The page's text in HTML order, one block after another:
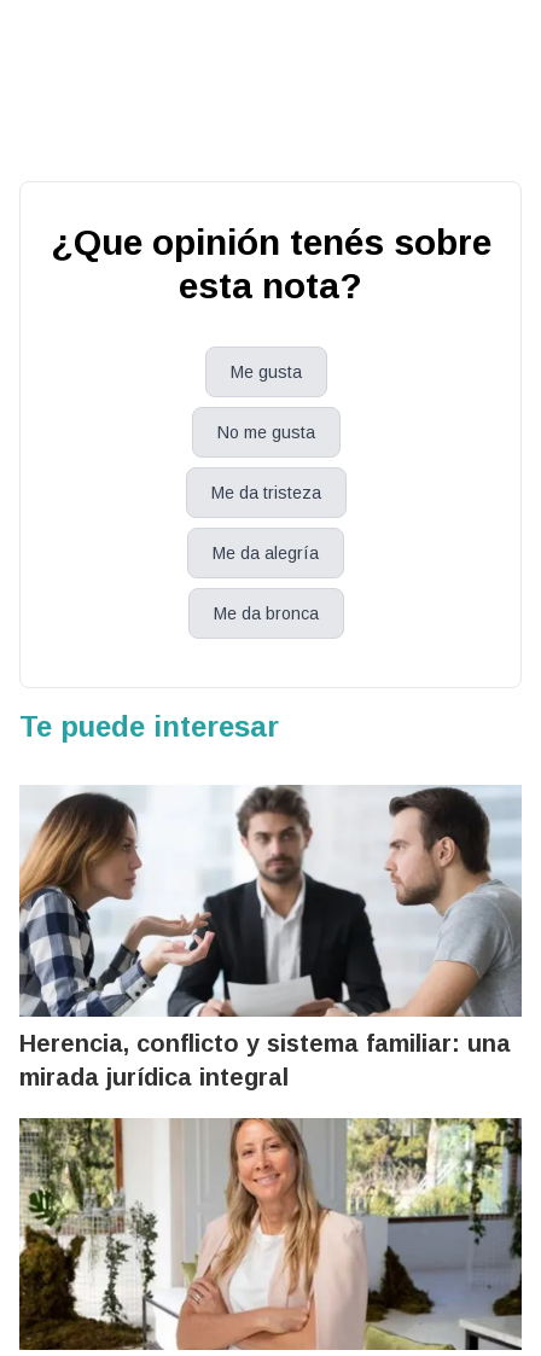
¿Que opinión tenés sobre
esta nota?
Me gusta
No me gusta
Me da tristeza
Me da alegría
Me da bronca
Te puede interesar
Herencia, conflicto y sistema familiar: una
mirada jurídica integral